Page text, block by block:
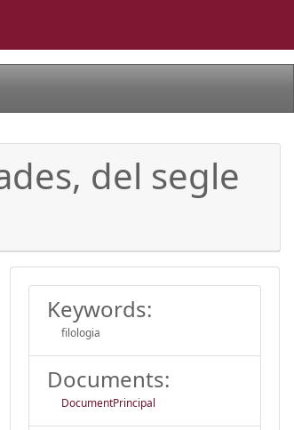
del segle
Keywords:
filologia
Documents:
DocumentPrincipal